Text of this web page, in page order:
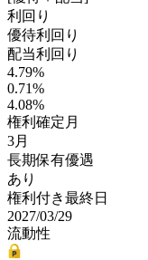
利回り
優待利回り
配当利回り
4.79%
0.71%
4.08%
権利確定月
3月
長期保有優遇
あり
権利付き最終日
2027/03/29
流動性